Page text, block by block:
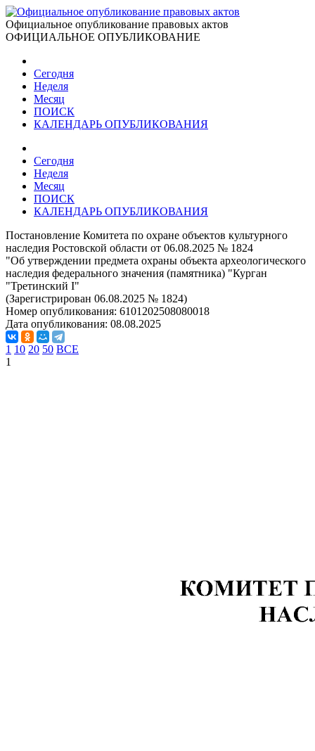
Официальное опубликование правовых актов
ОФИЦИАЛЬНОЕ ОПУБЛИКОВАНИЕ
Сегодня
Неделя
Месяц
ПОИСК
КАЛЕНДАРЬ ОПУБЛИКОВАНИЯ
Сегодня
Неделя
Месяц
ПОИСК
КАЛЕНДАРЬ ОПУБЛИКОВАНИЯ
Постановление Комитета по охране объектов культурного
наследия Ростовской области от 06.08.2025 № 1824
"Об утверждении предмета охраны объекта археологического
наследия федерального значения (памятника) "Курган
"Третинский I"
(Зарегистрирован 06.08.2025 № 1824)
Номер опубликования: 6101202508080018
Дата опубликования: 08.08.2025
1 10 20 50 ВСЕ
1